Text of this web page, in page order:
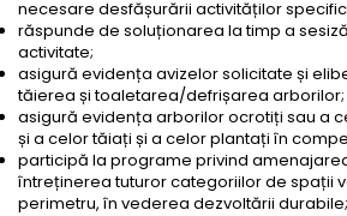
necesare desfășurării activităților
răspunde de soluționarea la timp a
activitate;
asigură evidența avizelor solicitate și
tăierea și toaletarea/defrișarea arborilor;
asigură evidența arborilor ocrotiți sau a
și a celor tăiați și a celor plantați în
participă la programe privind
întreținerea tuturor categoriilor de spații
perimetru, în vederea dezvoltării durabile;